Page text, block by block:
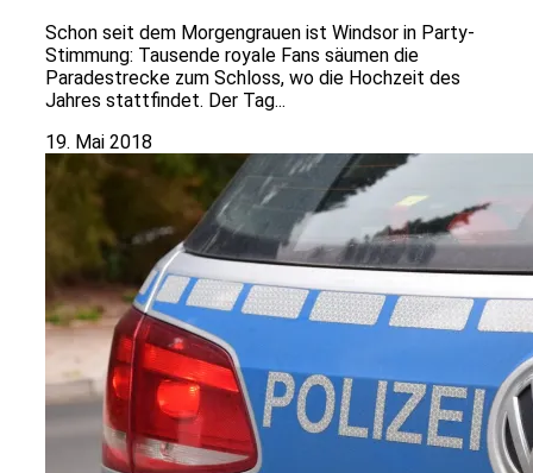
Schon seit dem Morgengrauen ist Windsor in Party-
Stimmung: Tausende royale Fans säumen die
Paradestrecke zum Schloss, wo die Hochzeit des
Jahres stattfindet. Der Tag...
19. Mai 2018